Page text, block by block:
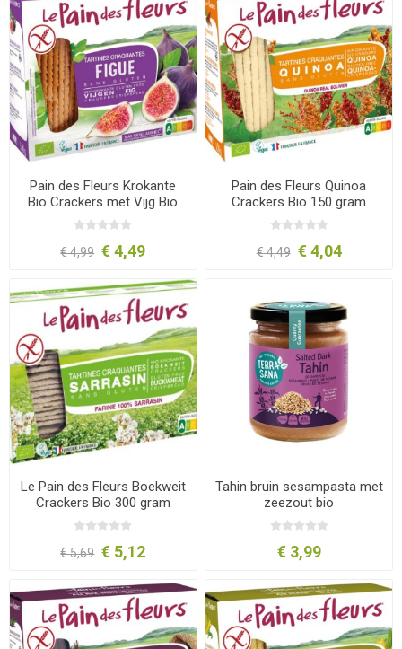
Pain des Fleurs Krokante
Bio Crackers met Vijg Bio
150 gram
€ 4,99 € 4,49
Pain des Fleurs Quinoa
Crackers Bio 150 gram
€ 4,49 € 4,04
Le Pain des Fleurs Boekweit
Crackers Bio 300 gram
€ 5,69 € 5,12
Tahin bruin sesampasta met
zeezout bio
€ 3,99